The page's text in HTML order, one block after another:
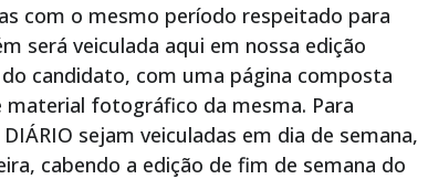
com o mesmo período respeitado para
será veiculada aqui em nossa edição
candidato, com uma página composta
fotográfico da mesma. Para
sejam veiculadas em dia de semana,
cabendo a edição de fim de semana do